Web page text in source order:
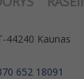
44240 Kaunas
652 18091